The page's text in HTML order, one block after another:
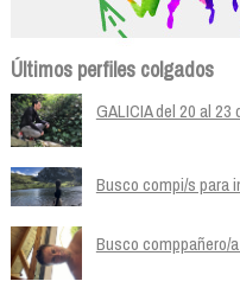
Últimos perfiles colgados
GALICIA del 20 al 23
Busco compi/s para
Busco comppañero/